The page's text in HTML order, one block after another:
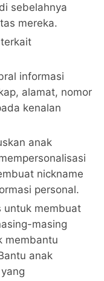
sebelahnya
mereka.
informasi
alamat, nomor
kenalan
anak
nickname
personal.
untuk membuat
masing
membantu
anak